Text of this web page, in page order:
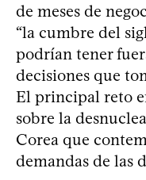
de meses de
“la cumbre del
podrían tener
decisiones que
El principal reto
sobre la
Corea que
demandas de las